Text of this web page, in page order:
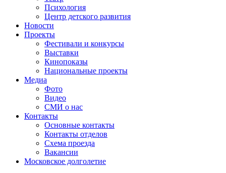
Психология
Центр детского развития
Новости
Проекты
Фестивали и конкурсы
Выставки
Кинопоказы
Национальные проекты
Медиа
Фото
Видео
СМИ о нас
Контакты
Основные контакты
Контакты отделов
Схема проезда
Вакансии
Московское долголетие